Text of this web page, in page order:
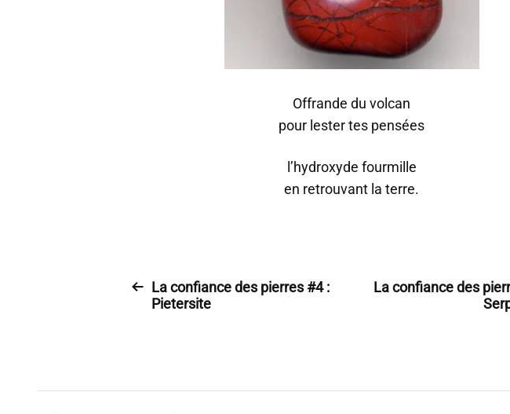
Offrande du volcan
pour lester tes pensées
l’hydroxyde fourmille
en retrouvant la terre.
La confiance des pierres #4 :
Pietersite
La confiance des